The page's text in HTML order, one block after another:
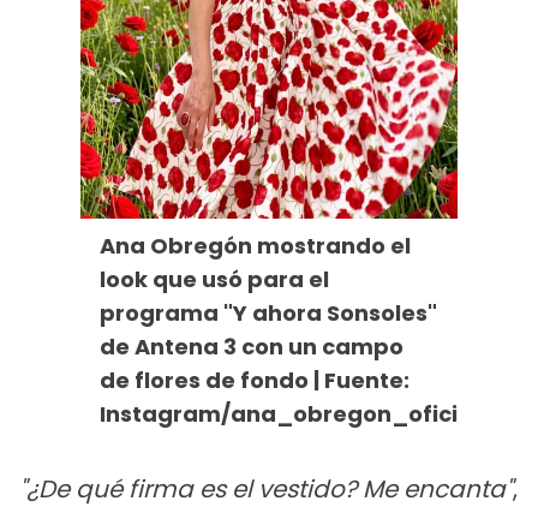
Ana Obregón mostrando el
look que usó para el
programa "Y ahora Sonsoles"
de Antena 3 con un campo
de flores de fondo | Fuente:
Instagram/ana_obregon_oficial
"¿De qué firma es el vestido? Me encanta",